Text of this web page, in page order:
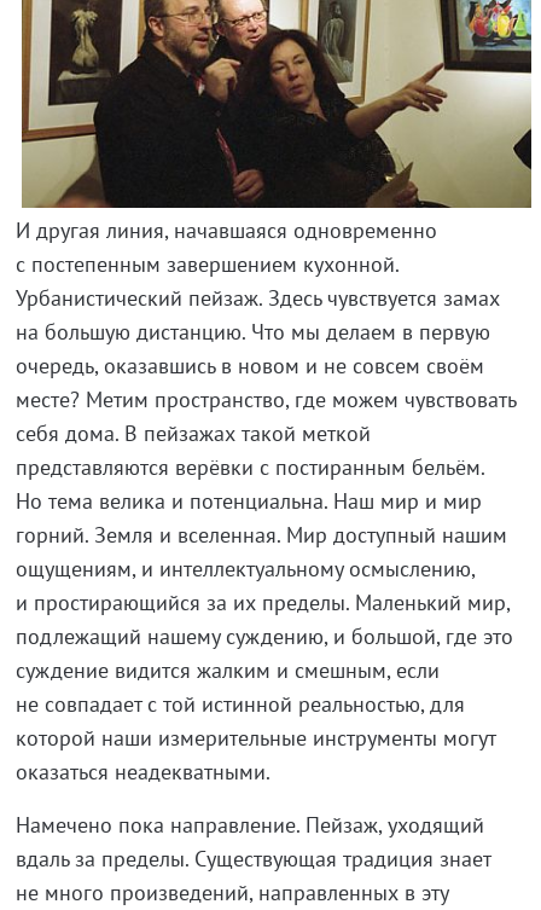
И другая линия, начавшаяся одновременно
с постепенным завершением кухонной.
Урбанистический пейзаж. Здесь чувствуется замах
на большую дистанцию. Что мы делаем в первую
очередь, оказавшись в новом и не совсем своём
месте? Метим пространство, где можем чувствовать
себя дома. В пейзажах такой меткой
представляются верёвки с постиранным бельём.
Но тема велика и потенциальна. Наш мир и мир
горний. Земля и вселенная. Мир доступный нашим
ощущениям, и интеллектуальному осмыслению,
и простирающийся за их пределы. Маленький мир,
подлежащий нашему суждению, и большой, где это
суждение видится жалким и смешным, если
не совпадает с той истинной реальностью, для
которой наши измерительные инструменты могут
оказаться неадекватными.
Намечено пока направление. Пейзаж, уходящий
вдаль за пределы. Существующая традиция знает
не много произведений, направленных в эту